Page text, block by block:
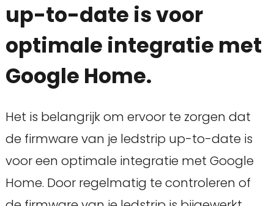
up-to-date is voor
optimale integratie met
Google Home.
Het is belangrijk om ervoor te zorgen dat
de firmware van je ledstrip up-to-date is
voor een optimale integratie met Google
Home. Door regelmatig te controleren of